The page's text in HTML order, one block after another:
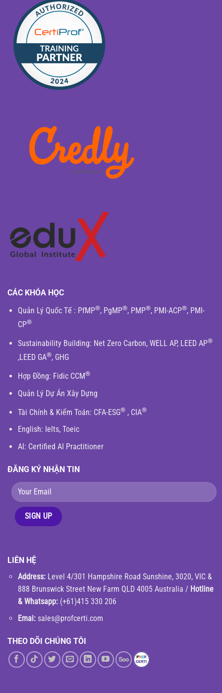
CÁC KHÓA HỌC
Quản Lý Quốc Tế: PfMP®, PgMP®, PMP®, PMI-ACP®, PMI-
CP®
Sustainability Building: Net Zero Carbon, WELL AP,LEED AP®
,LEED GA®, GHG
Hợp Đồng: Fidic CCM®
Quản Lý Dự Án Xây Dựng
Tài Chính & Kiểm Toán: CFA-ESG®, CIA®
English: Ielts, Toeic
AI: Certified AI Practitioner
ĐĂNG KÝ NHẬN TIN
LIÊN HỆ
Address:Level 4/301 Hampshire Road Sunshine, 3020, VIC &
888 Brunswick Street New Farm QLD 4005 Australia / Hotline
& Whatsapp: (+61)415 330 206
Emai:sales@profcerti.com
THEO DÕI CHÚNG TÔI